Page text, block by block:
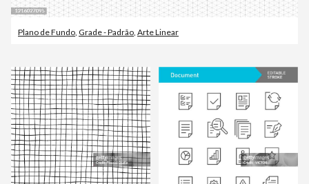
Plano de Fundo Grade - Padrão Arte Linear